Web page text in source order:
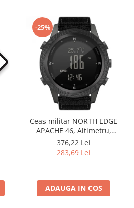
-25%
Ceas militar NORTH EDGE
APACHE 46, Altimetru,
Barometru, Cronometru,
Termometru, Pedometru,
Busola
376,22 Lei
283,69 Lei
ADAUGA IN COS